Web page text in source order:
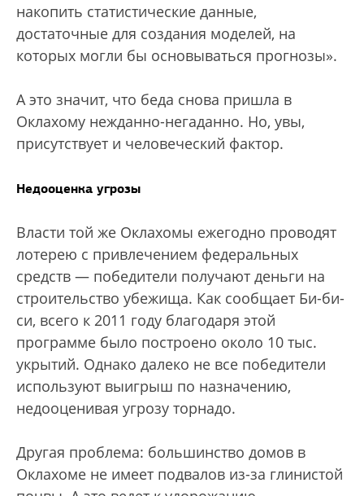
накопить статистические данные,
достаточные для создания моделей, на
которых могли бы основываться прогнозы».
А это значит, что беда снова пришла в
Оклахому нежданно-негаданно. Но, увы,
присутствует и человеческий фактор.
Недооценка угрозы
Власти той же Оклахомы ежегодно проводят
лотерею с привлечением федеральных
средств — победители получают деньги на
строительство убежища. Как сообщает Би-би-
си, всего к 2011 году благодаря этой
программе было построено около 10 тыс.
укрытий. Однако далеко не все победители
используют выигрыш по назначению,
недооценивая угрозу торнадо.
Другая проблема: большинство домов в
Оклахоме не имеет подвалов из-за глинистой